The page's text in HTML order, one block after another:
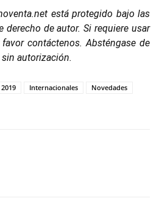
está protegido bajo las
derecho de autor. Si requiere usar
contáctenos. Absténgase de
autorización.
Internacionales
Novedades